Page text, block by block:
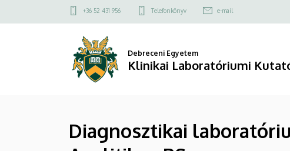
Diagnosztikai
laboratóriumi
analitikus
specializáció
a
Felső
menü
+36 52 431 956 Telefonkönyv e-mail
Debreceni Egyetem
Klinikai Laboratóriumi
Diagnosztikai